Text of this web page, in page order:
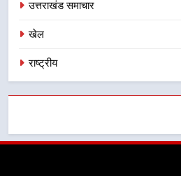
उत्तराखंड समाचार
खेल
राष्ट्रीय